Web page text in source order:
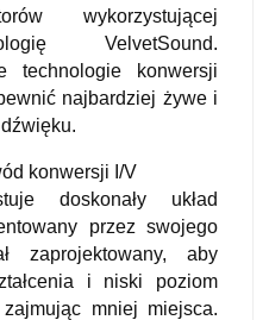
wykorzystującej
VelvetSound.
technologie konwersji
najbardziej żywe i
konwersji I/V
doskonały układ
przez swojego
zaprojektowany, aby
i niski poziom
mniej miejsca.